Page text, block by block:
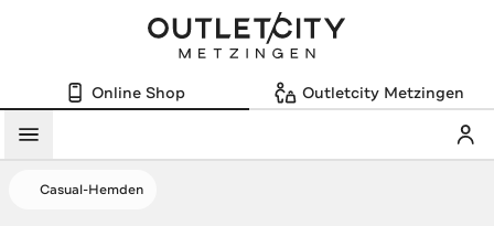
Online Shop Outletcity Metzingen
Menü
Casual-Hemden